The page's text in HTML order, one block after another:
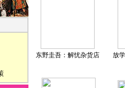
东野圭吾：解忧杂货店 放